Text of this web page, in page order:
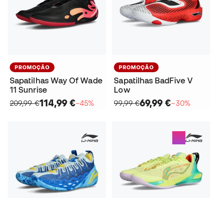
PROMOÇÃO
Sapatilhas Way Of Wade
11 Sunrise
209,99 €114,99 €−45%
PROMOÇÃO
Sapatilhas BadFive V
Low
99,99 €69,99 €−30%